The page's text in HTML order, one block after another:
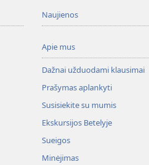
Naujienos
Apie mus
Dažnai užduodami klausimai
Prašymas aplankyti
Susisiekite su mumis
Ekskursijos Betelyje
Sueigos
Minėjimas